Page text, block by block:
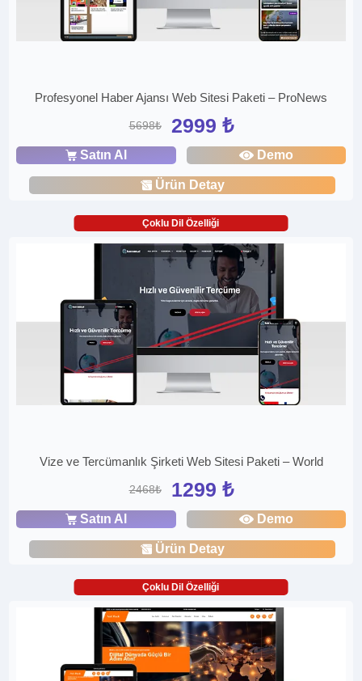
Profesyonel Haber Ajansı Web Sitesi Paketi – ProNews
5698₺ 2999 ₺
Satın Al Demo
Ürün Detay
Çoklu Dil Özelliği
Vize ve Tercümanlık Şirketi Web Sitesi Paketi – World
2468₺ 1299 ₺
Satın Al Demo
Ürün Detay
Çoklu Dil Özelliği